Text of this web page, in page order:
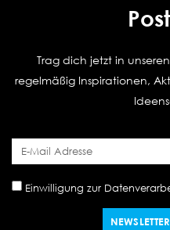
Trag dich jetzt in
regelmäßig Inspirationen,
Einwilligung zur